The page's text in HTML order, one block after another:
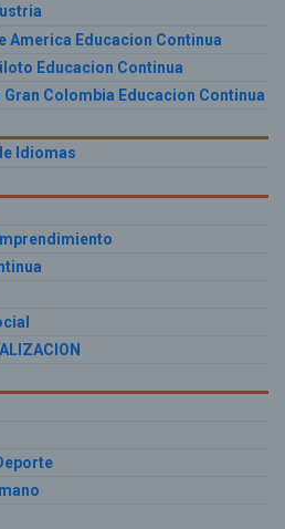
America Educacion Continua
Educacion Continua
Colombia Educacion Continua
Idiomas